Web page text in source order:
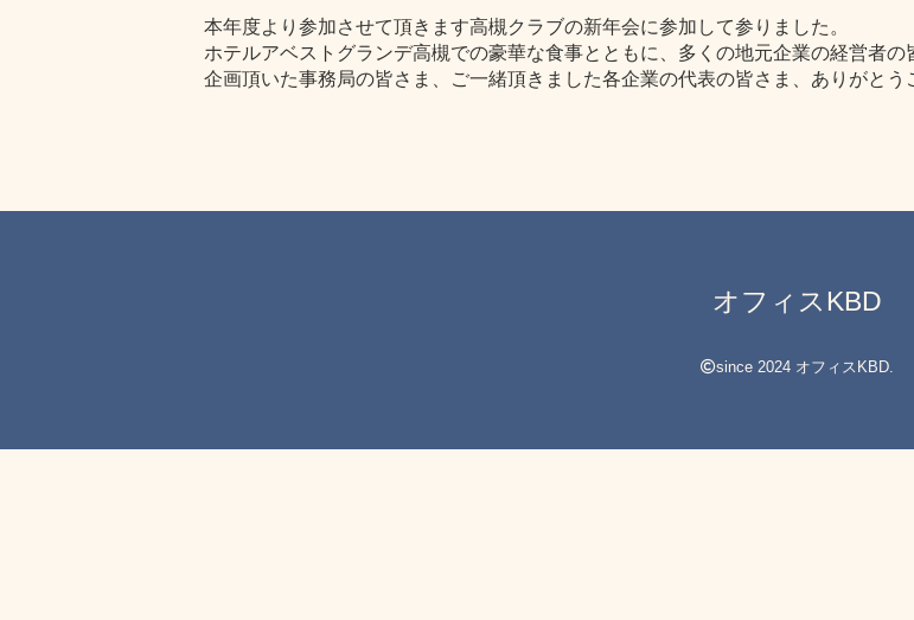
本年度より参加させて頂きます高槻クラブの新年会に参加して参りました。
ホテルアベストグランデ高槻での豪華な食事とともに、多くの地元企業の経営者
企画頂いた事務局の皆さま、ご一緒頂きました各企業の代表の皆さま、ありがとう
オフィスKBD
since 2024 オフィスKBD.